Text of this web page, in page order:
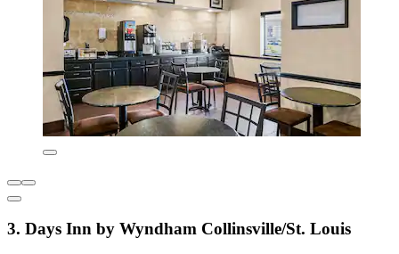
3. Days Inn by Wyndham Collinsville/St. Louis